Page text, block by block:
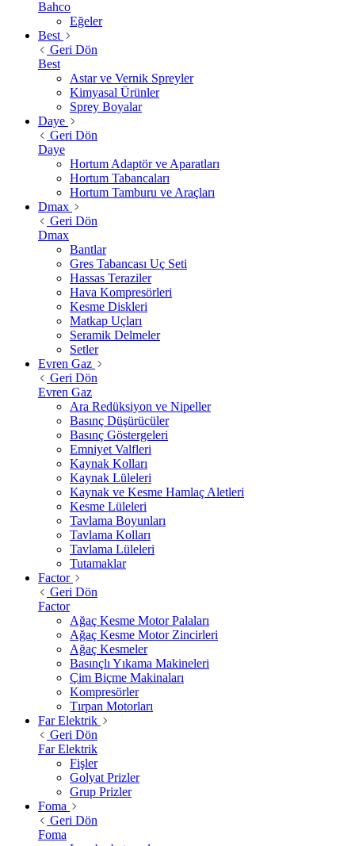
Bahco
Eğeler
Best
Geri Dön
Best
Astar ve Vernik Spreyler
Kimyasal Ürünler
Sprey Boyalar
Daye
Geri Dön
Daye
Hortum Adaptör ve Aparatları
Hortum Tabancaları
Hortum Tamburu ve Araçları
Dmax
Geri Dön
Dmax
Bantlar
Gres Tabancası Uç Seti
Hassas Teraziler
Hava Kompresörleri
Kesme Diskleri
Matkap Uçları
Seramik Delmeler
Setler
Evren Gaz
Geri Dön
Evren Gaz
Ara Redüksiyon ve Nipeller
Basınç Düşürücüler
Basınç Göstergeleri
Emniyet Valfleri
Kaynak Kolları
Kaynak Lüleleri
Kaynak ve Kesme Hamlaç Aletleri
Kesme Lüleleri
Tavlama Boyunları
Tavlama Kolları
Tavlama Lüleleri
Tutamaklar
Factor
Geri Dön
Factor
Ağaç Kesme Motor Palaları
Ağaç Kesme Motor Zincirleri
Ağaç Kesmeler
Basınçlı Yıkama Makineleri
Çim Biçme Makinaları
Kompresörler
Tırpan Motorları
Far Elektrik
Geri Dön
Far Elektrik
Fişler
Golyat Prizler
Grup Prizler
Foma
Geri Dön
Foma